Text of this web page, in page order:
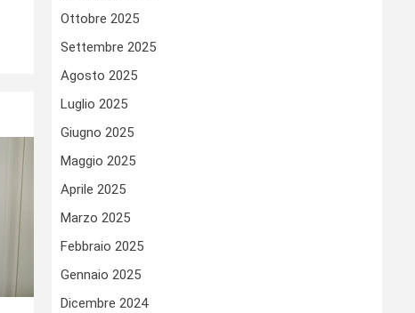
Ottobre 2025
Settembre 2025
Agosto 2025
Luglio 2025
Giugno 2025
Maggio 2025
Aprile 2025
Marzo 2025
Febbraio 2025
Gennaio 2025
Dicembre 2024